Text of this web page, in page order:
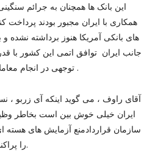
این بانک ها همچنان به جرائم
همکاری با ایران مجبور بودند پرداخت
های بانکی آمریکا هنوز برداشته نشده
جانب ایران توافق اتمی این کشور با
توجهی در انجام معاملات با ا ایران بازی نکرده است .
آقای راوف ، می گوید اینکه آی زربو ،
ایران خیلی خوش بین است بخاطر
سازمان قراردادمنع آزمایش های هسته
را پراکنده کند و درراه آن فعالیت نماید.